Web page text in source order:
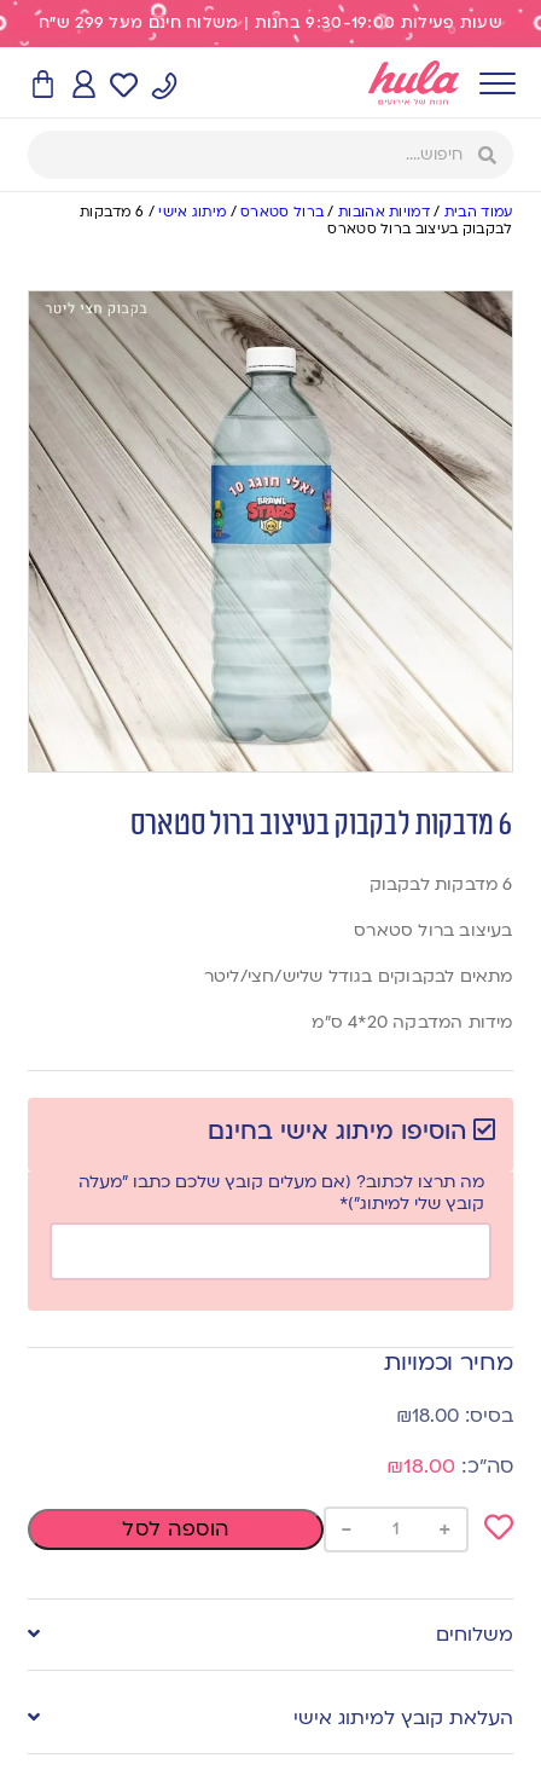
שעות פעילות 9:30-19:00 בחנות | משלוח חינם מעל 299 ש"ח
עמוד הבית /דמויות אהובות/ברול סטארס/ מיתוג אישי/
6 מדבקות
לבקבוק בעיצוב ברול סטארס
6 מדבקות לבקבוק בעיצוב ברול סטארס
6 מדבקות לבקבוק
בעיצוב ברול סטארס
מתאים לבקבוקים בגודל שליש/חצי/ליטר
מידות המדבקה 20*4 ס”מ
הוסיפו מיתוג אישי בחינם
מה תרצו לכתוב? (אם מעלים קובץ שלכם כתבו "מעלה
קובץ שלי למיתוג")*
מחיר וכמויות
₪18.00
₪18.00
to
wishlist
+
- הוספה לסל
משלוחים
העלאת קובץ למיתוג אישי